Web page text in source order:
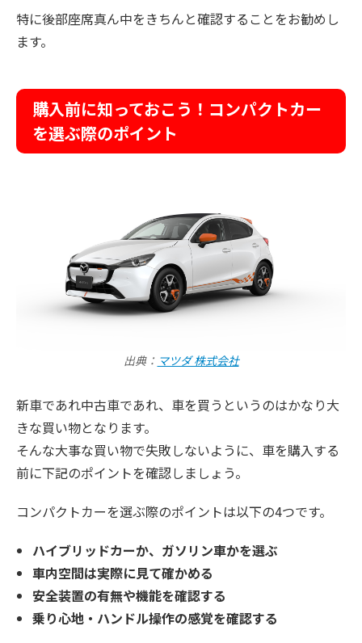
特に後部座席真ん中をきちんと確認することをお勧めし
ます。
購入前に知っておこう！コンパクトカー
を選ぶ際のポイント
出典： マツダ 株式会社
新車であれ中古車であれ、車を買うというのはかなり大
きな買い物となります。
そんな大事な買い物で失敗しないように、車を購入する
前に下記のポイントを確認しましょう。
コンパクトカーを選ぶ際のポイントは以下の4つです。
ハイブリッドカーか、ガソリン車かを選ぶ
車内空間は実際に見て確かめる
安全装置の有無や機能を確認する
乗り心地・ハンドル操作の感覚を確認する